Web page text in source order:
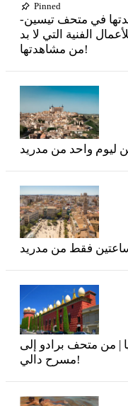
Pinned
في متحف تيسين-
الفنية التي لا بد
من مشاهدتها!
ليوم واحد من مدريد
فقط من مدريد
| من متحف برادو إلى
مسرح دالي!